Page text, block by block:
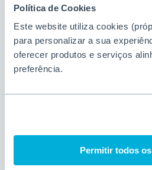
Política de Cookies
Este website utiliza cookies
para personalizar a sua
oferecer produtos e serviços
preferência.
Permitir todos